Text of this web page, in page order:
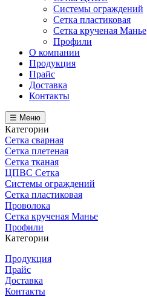
Системы ограждений
Сетка пластиковая
Сетка крученая Манье
Профили
О компании
Продукция
Прайс
Доставка
Контакты
☰ Меню
Категории
Сетка сварная
Сетка плетеная
Сетка тканая
ЦПВС Сетка
Системы ограждений
Сетка пластиковая
Проволока
Сетка крученая Манье
Профили
Категории
Продукция
Прайс
Доставка
Контакты